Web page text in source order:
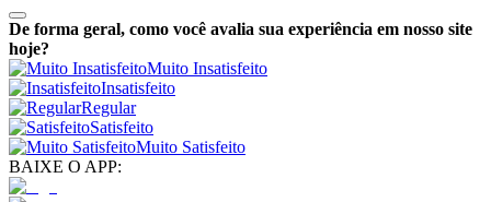
De forma geral, como você avalia sua experiência em nosso site
hoje?
Muito Insatisfeito
Insatisfeito
Regular
Satisfeito
Muito Satisfeito
BAIXE O APP: